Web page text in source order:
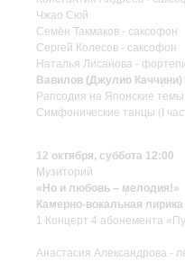
Чжао Сюй
Семён Такмаков - саксофон
Сергей Колесов - саксофон
Наталья Лисанова -
Вавилов (Джулио Каччини)
Рапсодия на Японские темы;
Симфонические танцы (I
12 октября, суббота 12:00
Музиторий
«Но и любовь – мелодия!»
Камерно-вокальная
1 Концерт 4 абонемента
Анастасия Александрова -